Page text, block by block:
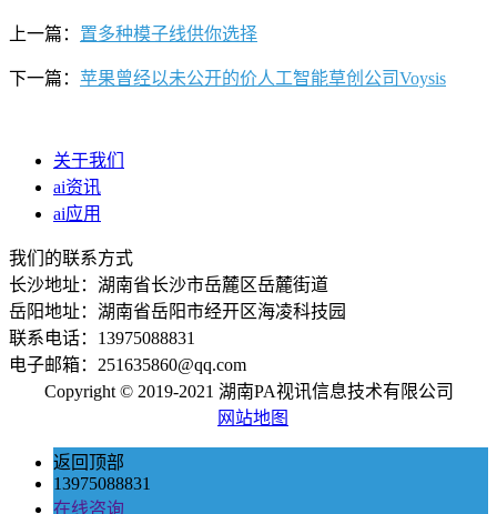
上一篇： 置多种模子线供你选择
下一篇： 苹果曾经以未公开的价人工智能草创公司Voysis
关于我们
ai资讯
ai应用
我们的联系方式
长沙地址：湖南省长沙市岳麓区岳麓街道
岳阳地址：湖南省岳阳市经开区海凌科技园
联系电话：13975088831
电子邮箱：251635860@qq.com
Copyright © 2019-2021 湖南PA视讯信息技术有限公司
网站地图
返回顶部
13975088831
在线咨询